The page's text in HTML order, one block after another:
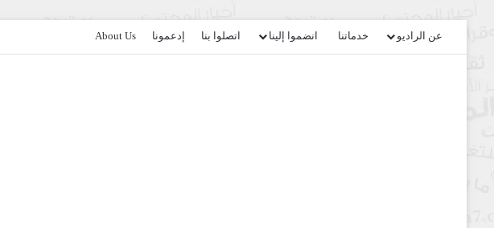
عن الراديو خدماتنا انضموا إلينا اتصلوا بنا إدعمونا About Us